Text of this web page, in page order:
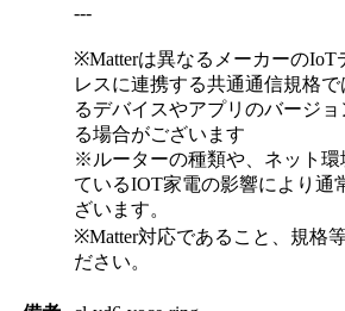
---
※Matterは異なるメーカーのIoT
レスに連携する共通通信規格
るデバイスやアプリのバージ
る場合がございます
※ルーターの種類や、ネット環
ているIOT家電の影響により通
ざいます。
※Matter対応であること、規格
ださい。